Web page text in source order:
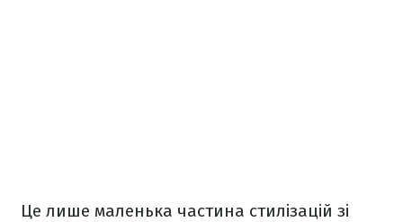
Це лише маленька частина стилізацій зі